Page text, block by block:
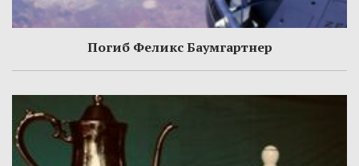
Погиб Феликс Баумгартнер